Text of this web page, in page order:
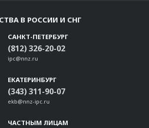
В РОССИИ И СНГ
САНКТ-ПЕТЕРБУРГ
(812) 326-20-02
ipc@nnz.ru
ЕКАТЕРИНБУРГ
(343) 311-90-07
ekb@nnz-ipc.ru
ЧАСТНЫМ ЛИЦАМ